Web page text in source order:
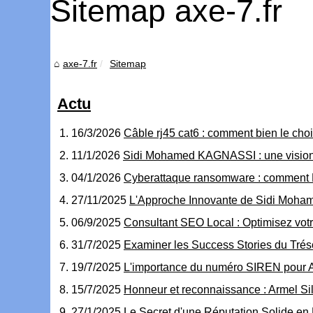
Sitemap axe-7.fr
axe-7.fr Sitemap
Actu
16/3/2026 Câble rj45 cat6 : comment bien le
11/1/2026 Sidi Mohamed KAGNASSI : une
04/1/2026 Cyberattaque ransomware :
27/11/2025 L'Approche Innovante de Sidi
06/9/2025 Consultant SEO Local : Optimisez
31/7/2025 Examiner les Success Stories du
19/7/2025 L'importance du numéro SIREN
15/7/2025 Honneur et reconnaissance : Armel